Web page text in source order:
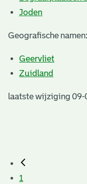
Joden
Geografische namen:
Geervliet
Zuidland
laatste wijziging 09-
1